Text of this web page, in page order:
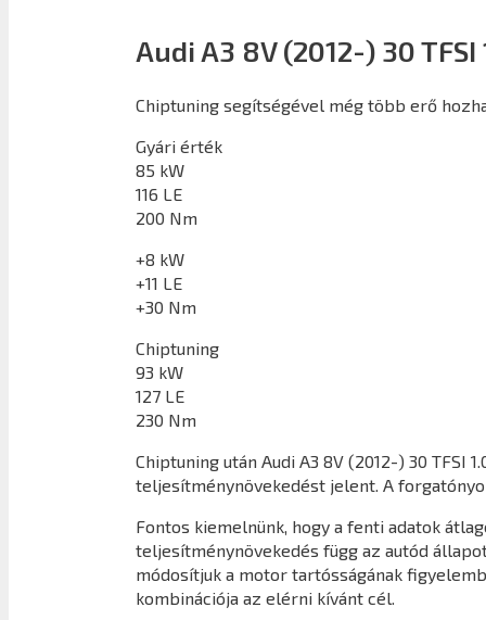
Audi A3 8V (2012-) 30
Chiptuning segítségével még több erő
Gyári érték
85 kW
116 LE
200 Nm
+8 kW
+11 LE
+30 Nm
Chiptuning
93 kW
127 LE
230 Nm
Chiptuning után Audi A3 8V (2012-) 30 TFSI
teljesítménynövekedést jelent. A
Fontos kiemelnünk, hogy a fenti adatok
teljesítménynövekedés függ az autód
módosítjuk a motor tartósságának
kombinációja az elérni kívánt cél.